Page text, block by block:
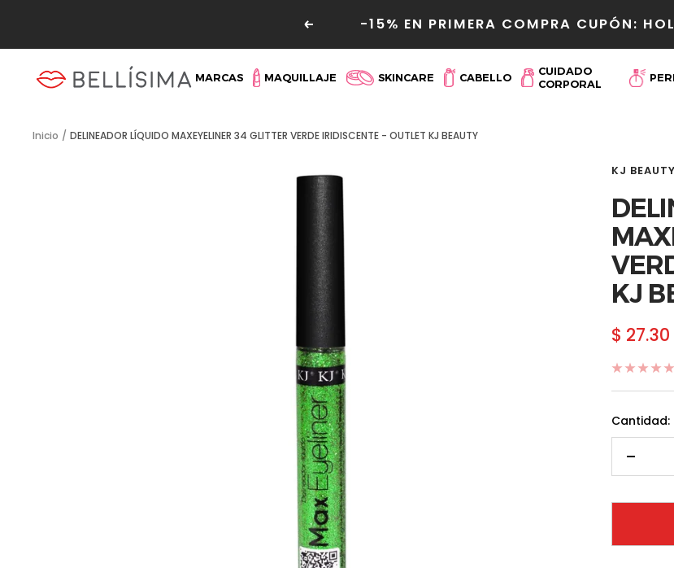
the
contenido
Anterior -15% EN PRIMERA COMPRA CUPÓN:
MARCAS MAQUILLAJE SKINCARE CABELLO
CUIDADO
CORPORAL
Bellisima
Inicio DELINEADOR LÍQUIDO MAXEYELINER 34 GLITTER VERDE IRIDISCENTE - OUTLET KJ BEAUTY
KJ BEAUTY
KJ
Precio
de
venta
$ 27.30
Cantidad: